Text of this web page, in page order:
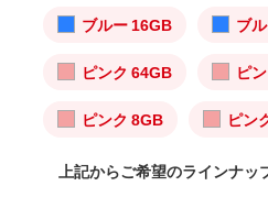
ブルー 16GB ブ
ピンク 64GB ピ
ピンク 8GB ピン
上記からご希望のラインナッ